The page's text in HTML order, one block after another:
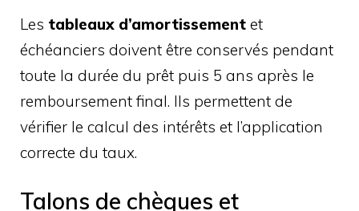
Les tableaux d’amortissement et
échéanciers doivent être conservés pendant
toute la durée du prêt puis 5 ans après le
remboursement final. Ils permettent de
vérifier le calcul des intérêts et l’application
correcte du taux.
Talons de chèques et